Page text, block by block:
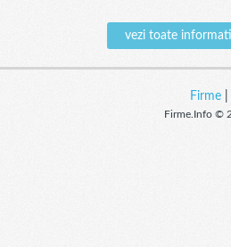
vezi toate
Firme|
Firme.Info ©